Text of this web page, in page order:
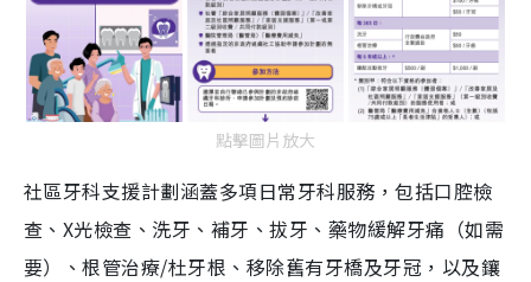
點擊圖片放大
社區牙科支援計劃涵蓋多項日常牙科服務，包括口腔檢
查、X光檢查、洗牙、補牙、拔牙、藥物緩解牙痛（如需
要）、根管治療/杜牙根、移除舊有牙橋及牙冠，以及鑲